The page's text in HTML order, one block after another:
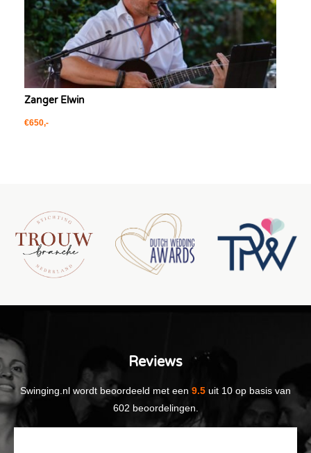
Zanger Elwin
€650,-
Reviews
Swinging.nl wordt beoordeeld met een 9.5 uit 10 op basis van
602 beoordelingen.